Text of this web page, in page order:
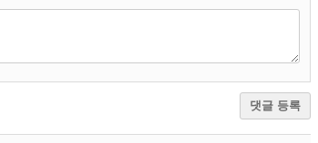
댓글 등록